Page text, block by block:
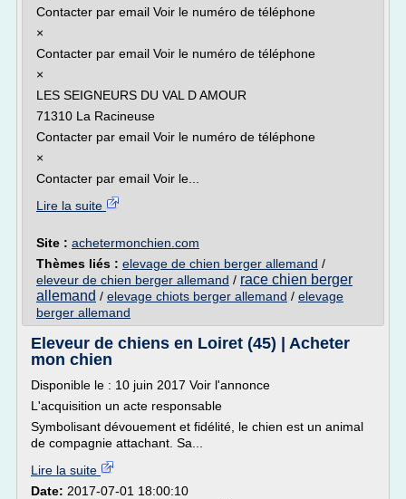
Contacter par email Voir le numéro de téléphone
×
Contacter par email Voir le numéro de téléphone
×
LES SEIGNEURS DU VAL D AMOUR
71310 La Racineuse
Contacter par email Voir le numéro de téléphone
×
Contacter par email Voir le...
Lire la suite
Site : achetermonchien.com
Thèmes liés : elevage de chien berger allemand /
eleveur de chien berger allemand / race chien berger
allemand / elevage chiots berger allemand / elevage
berger allemand
Eleveur de chiens en Loiret (45) | Acheter
mon chien
Disponible le : 10 juin 2017 Voir l'annonce
L'acquisition un acte responsable
Symbolisant dévouement et fidélité, le chien est un animal
de compagnie attachant. Sa...
Lire la suite
Date: 2017-07-01 18:00:10